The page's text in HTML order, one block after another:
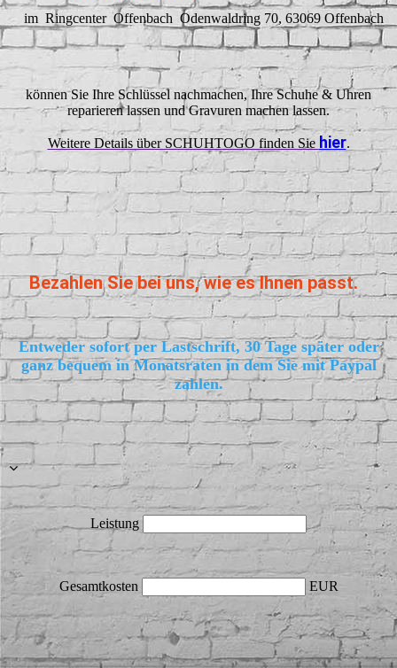
im Ringcenter Offenbach Odenwaldring 70, 63069 Offenbach
können Sie Ihre Schlüssel nachmachen, Ihre Schuhe & Uhren
reparieren lassen und Gravuren machen lassen.
Weitere Details über SCHUHTOGO finden Sie hier.
Bezahlen Sie bei uns, wie es Ihnen passt.
Entweder sofort per Lastschrift, 30 Tage später oder
ganz bequem in Monatsraten in dem Sie mit Paypal
zahlen.